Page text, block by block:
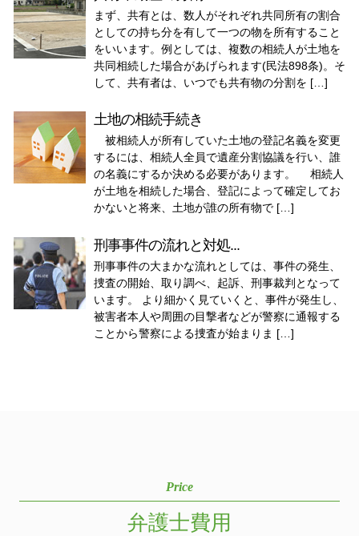
まず、共有とは、数人がそれぞれ共同所有の割合
としての持ち分を有して一つの物を所有すること
をいいます。例としては、複数の相続人が土地を
共同相続した場合があげられます(民法898条)。そ
して、共有者は、いつでも共有物の分割を […]
土地の相続手続き
被相続人が所有していた土地の登記名義を変更
するには、相続人全員で遺産分割協議を行い、誰
の名義にするか決める必要があります。 相続人
が土地を相続した場合、登記によって確定してお
かないと将来、土地が誰の所有物で […]
刑事事件の流れと対処...
刑事事件の大まかな流れとしては、事件の発生、
捜査の開始、取り調べ、起訴、刑事裁判となって
います。 より細かく見ていくと、事件が発生し、
被害者本人や周囲の目撃者などが警察に通報する
ことから警察による捜査が始まりま […]
Price
弁護士費用